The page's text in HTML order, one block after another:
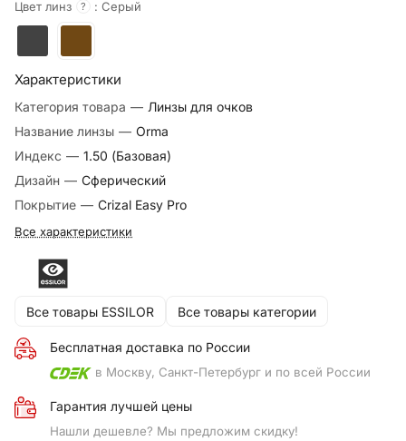
Цвет линз ? : Серый
Характеристики
Категория товара — Линзы для очков
Название линзы — Orma
Индекс — 1.50 (Базовая)
Дизайн — Сферический
Покрытие — Crizal Easy Pro
Все характеристики
Все товары ESSILOR Все товары категории
Бесплатная доставка по России
в Москву, Санкт-Петербург и по всей России
Гарантия лучшей цены
Нашли дешевле? Мы предложим скидку!